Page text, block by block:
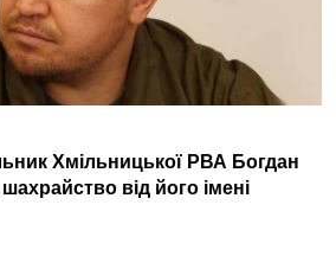
Хмільницької РВА Богдан
від його імені